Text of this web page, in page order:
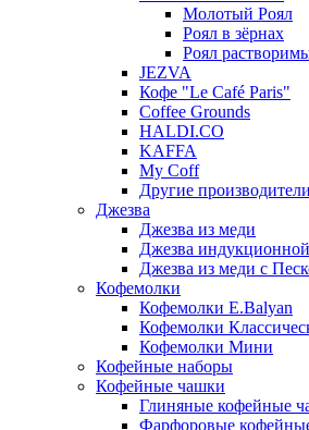
Молотый Роял
Роял в зёрнах
Роял
JEZVA
Кофе "Le Café Paris"
Coffee Grounds
HALDI.CO
KAFFA
My Coff
Другие производители
Джезва
Джезва из меди
Джезва индукционной
Джезва из меди с
Кофемолки
Кофемолки E.Balyan
Кофемолки
Кофемолки Мини
Кофейные наборы
Кофейные чашки
Глиняные кофейные
Фарфоровые